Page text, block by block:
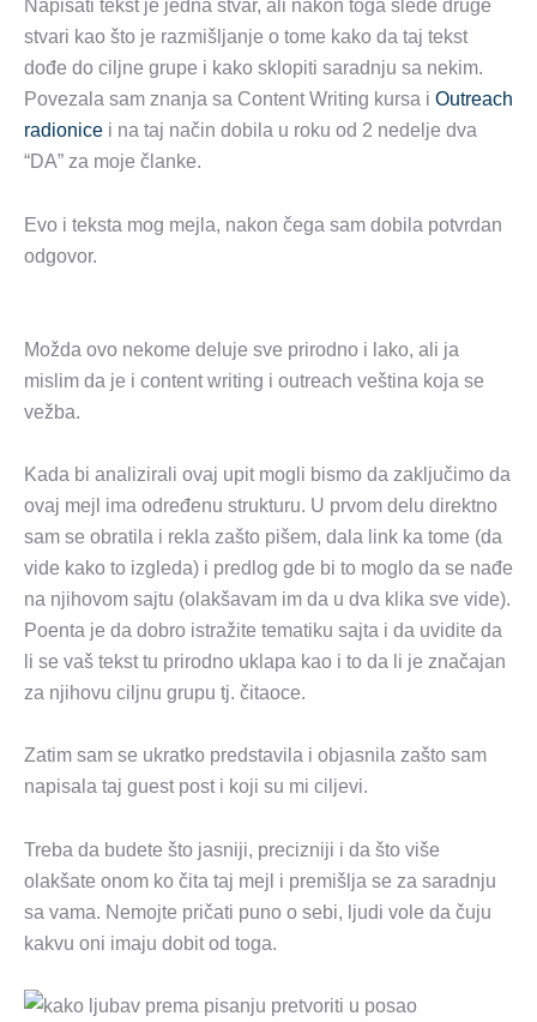
Napisati tekst je jedna stvar, ali nakon toga slede druge
stvari kao što je razmišljanje o tome kako da taj tekst
dođe do ciljne grupe i kako sklopiti saradnju sa nekim.
Povezala sam znanja sa Content Writing kursa i Outreach
radionice i na taj način dobila u roku od 2 nedelje dva
“DA” za moje članke.
Evo i teksta mog mejla, nakon čega sam dobila potvrdan
odgovor.
Možda ovo nekome deluje sve prirodno i lako, ali ja
mislim da je i content writing i outreach veština koja se
vežba.
Kada bi analizirali ovaj upit mogli bismo da zaključimo da
ovaj mejl ima određenu strukturu. U prvom delu direktno
sam se obratila i rekla zašto pišem, dala link ka tome (da
vide kako to izgleda) i predlog gde bi to moglo da se nađe
na njihovom sajtu (olakšavam im da u dva klika sve vide).
Poenta je da dobro istražite tematiku sajta i da uvidite da
li se vaš tekst tu prirodno uklapa kao i to da li je značajan
za njihovu ciljnu grupu tj. čitaoce.
Zatim sam se ukratko predstavila i objasnila zašto sam
napisala taj guest post i koji su mi ciljevi.
Treba da budete što jasniji, precizniji i da što više
olakšate onom ko čita taj mejl i premišlja se za saradnju
sa vama. Nemojte pričati puno o sebi, ljudi vole da čuju
kakvu oni imaju dobit od toga.